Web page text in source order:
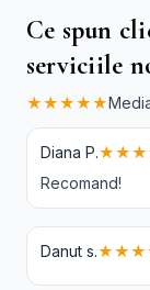
Ce spun
serviciile
★★★★★
Diana P.
Recomand!
Danut s.